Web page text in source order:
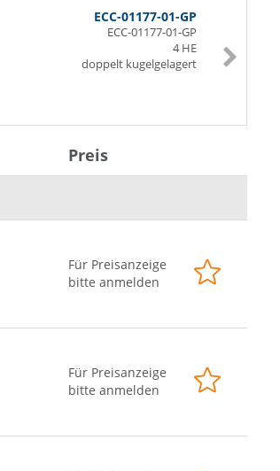
ECC-01177-01-GP
ECC-01177-01-GP
4 HE
doppelt kugelgelagert
Preis
Für Preisanzeige
bitte anmelden
Für Preisanzeige
bitte anmelden